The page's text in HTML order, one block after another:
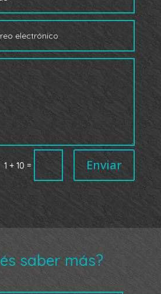
1 + 10 = Enviar
saber más?